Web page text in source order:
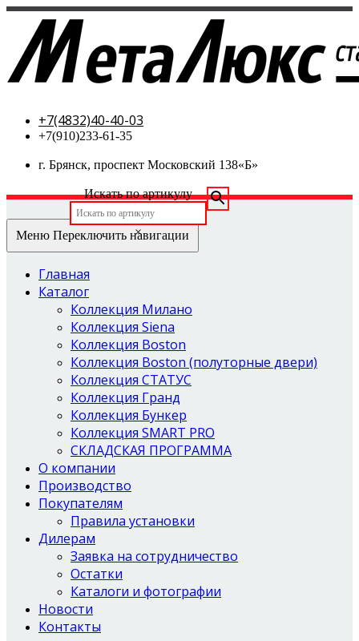
+7(4832)40-40-03
+7(910)233-61-35
г. Брянск, проспект Московский 138«Б»
Искать по артикулу
×
Меню Переключить навигации
Главная
Каталог
Коллекция Милано
Коллекция Siena
Коллекция Boston
Коллекция Boston (полуторные двери)
Коллекция СТАТУС
Коллекция Гранд
Коллекция Бункер
Коллекция SMART PRO
СКЛАДСКАЯ ПРОГРАММА
О компании
Производство
Покупателям
Правила установки
Дилерам
Заявка на сотрудничество
Остатки
Каталоги и фотографии
Новости
Контакты